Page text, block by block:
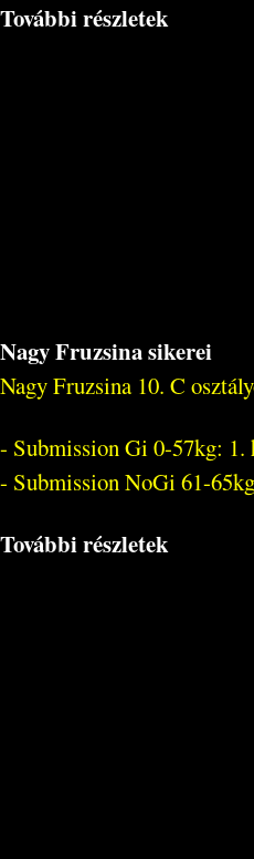
További részletek
Nagy Fruzsina sikerei
Nagy Fruzsina 10. C
- Submission Gi 0-57kg: 1.
- Submission NoGi 61-
További részletek